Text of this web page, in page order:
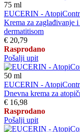
75 ml
EUCERIN -
Krema za zaglađivanje
dermatitisom
€ 20,79
Rasprodano
Pošalji upit
50 ml
EUCERIN -
Dnevna krema za
€ 16,98
Rasprodano
Pošalji upit